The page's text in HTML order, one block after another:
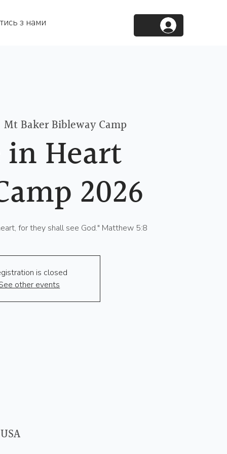
з нами
Mt Baker Bibleway Camp
in Heart
2026
for they shall see God." Matthew 5:8
is closed
other events